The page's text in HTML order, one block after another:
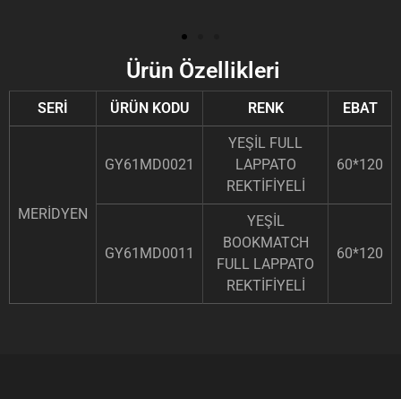
Ürün Özellikleri
SERİ ÜRÜN KODU RENK EBAT
MERİDYEN
GY61MD0021
YEŞİL FULL
LAPPATO
REKTİFİYELİ
60*120
GY61MD0011
YEŞİL
BOOKMATCH
FULL LAPPATO
REKTİFİYELİ
60*120